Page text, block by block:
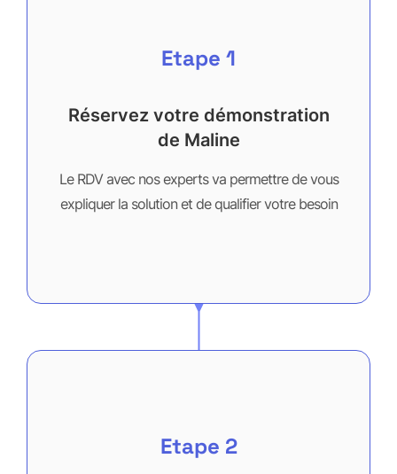
Etape 1
Réservez votre démonstration
de Maline
Le RDV avec nos experts va permettre de vous
expliquer la solution et de qualifier votre besoin
Etape 2